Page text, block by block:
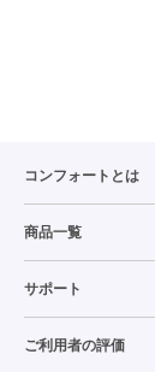
コンフォートとは
商品一覧
サポート
ご利用者の評価